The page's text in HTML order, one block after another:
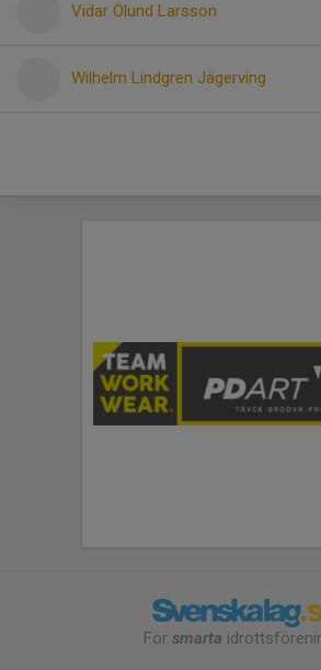
Vidar Ölund Larsson
Wilhelm Lindgren Jägerving
För smarta